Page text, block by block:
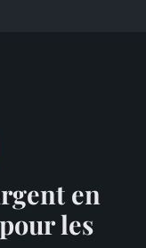
en
les